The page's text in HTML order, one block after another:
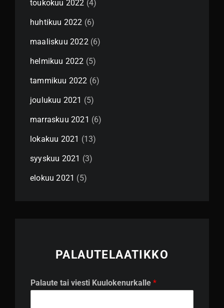
toukokuu 2022 (4)
huhtikuu 2022 (6)
maaliskuu 2022(6)
helmikuu 2022 (5)
tammikuu 2022 (6)
joulukuu 2021 (5)
marraskuu 2021 (6)
lokakuu 2021 (13)
syyskuu 2021 (3)
elokuu 2021 (5)
PALAUTELAATIKKO
K
u
Palaute tai viesti Kuulokenurkalle *